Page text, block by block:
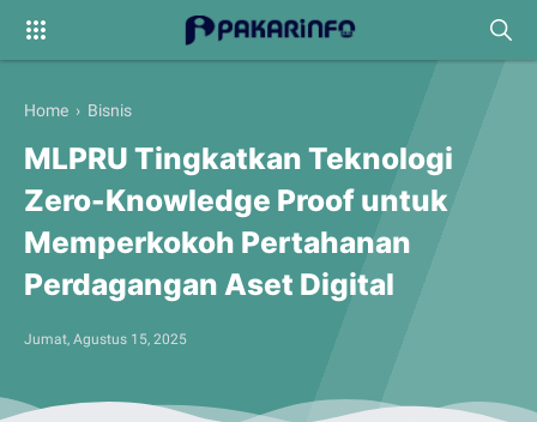
Home › Bisnis
MLPRU Tingkatkan Teknologi
Zero-Knowledge Proof untuk
Memperkokoh Pertahanan
Perdagangan Aset Digital
Jumat, Agustus 15, 2025